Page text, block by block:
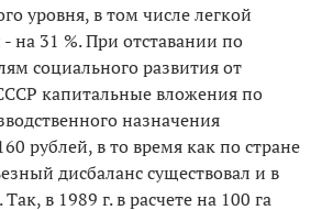
уровня, в том числе легкой
31 %. При отставании по
социального развития от
капитальные вложения по
назначения
рублей, в то время как по стране
дисбаланс существовал и в
в 1989 г. в расчете на 100 га